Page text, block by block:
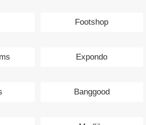
Footshop
Expondo
Banggood